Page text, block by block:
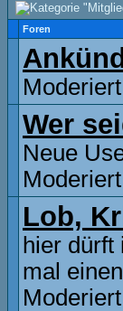
Foren
Wer
Neue
Lob,
hier
mal